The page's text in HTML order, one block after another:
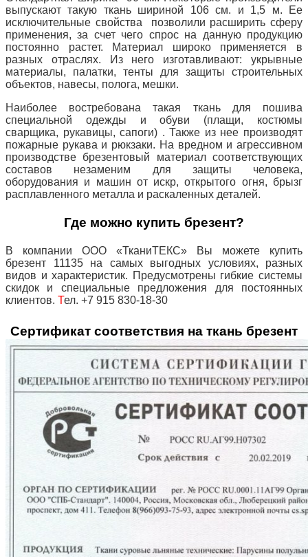
выпускают такую ткань шириной 106 см. и 1,5 м. Ее
исключительные свойства позволили расширить сферу
применения, за счет чего спрос на данную продукцию
постоянно растет. Материал широко применяется в
разных отраслях. Из него изготавливают: укрывные
материалы, палатки, тенты для защиты строительных
объектов, навесы, полога, мешки.
Наиболее востребована такая ткань для пошива
специальной одежды и обуви (плащи, костюмы
сварщика, рукавицы, сапоги) . Также из нее производят
пожарные рукава и рюкзаки. На вредном и агрессивном
производстве брезентовый материал соответствующих
составов незаменим для защиты человека,
оборудования и машин от искр, открытого огня, брызг
расплавленного металла и раскаленных деталей.
Где можно купить брезент?
В компании ООО «ТканиТЕКС» Вы можете купить
брезент 11135 на самых выгодных условиях, разных
видов и характеристик. Предусмотрены гибкие системы
скидок и специальные предложения для постоянных
клиентов. Тел. +7 915 830-18-30
Сертификат соответствия на ткань брезент